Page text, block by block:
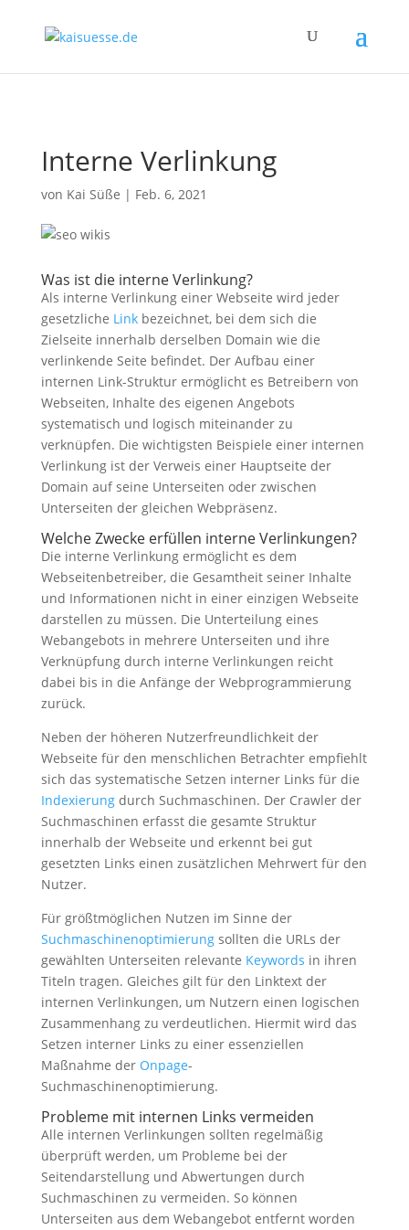
Interne Verlinkung
von Kai Süße | Feb. 6, 2021
Was ist die interne Verlinkung?
Als interne Verlinkung einer Webseite wird jeder
gesetzliche Linkbezeichnet, bei dem sich die
Zielseite innerhalb derselben Domain wie die
verlinkende Seite befindet. Der Aufbau einer
internen Link-Struktur ermöglicht es Betreibern von
Webseiten, Inhalte des eigenen Angebots
systematisch und logisch miteinander zu
verknüpfen. Die wichtigsten Beispiele einer internen
Verlinkung ist der Verweis einer Hauptseite der
Domain auf seine Unterseiten oder zwischen
Unterseiten der gleichen Webpräsenz.
Welche Zwecke erfüllen interne Verlinkungen?
Die interne Verlinkung ermöglicht es dem
Webseitenbetreiber, die Gesamtheit seiner Inhalte
und Informationen nicht in einer einzigen Webseite
darstellen zu müssen. Die Unterteilung eines
Webangebots in mehrere Unterseiten und ihre
Verknüpfung durch interne Verlinkungen reicht
dabei bis in die Anfänge der Webprogrammierung
zurück.
Neben der höheren Nutzerfreundlichkeit der
Webseite für den menschlichen Betrachter empfiehlt
sich das systematische Setzen interner Links für die
Indexierungdurch Suchmaschinen. Der Crawler der
Suchmaschinen erfasst die gesamte Struktur
innerhalb der Webseite und erkennt bei gut
gesetzten Links einen zusätzlichen Mehrwert für den
Nutzer.
Für größtmöglichen Nutzen im Sinne der
Suchmaschinenoptimierungsollten die URLs der
gewählten Unterseiten relevante Keywords in ihren
Titeln tragen. Gleiches gilt für den Linktext der
internen Verlinkungen, um Nutzern einen logischen
Zusammenhang zu verdeutlichen. Hiermit wird das
Setzen interner Links zu einer essenziellen
Maßnahme der Onpage-
Suchmaschinenoptimierung.
Probleme mit internen Links vermeiden
Alle internen Verlinkungen sollten regelmäßig
überprüft werden, um Probleme bei der
Seitendarstellung und Abwertungen durch
Suchmaschinen zu vermeiden. So können
Unterseiten aus dem Webangebot entfernt worden